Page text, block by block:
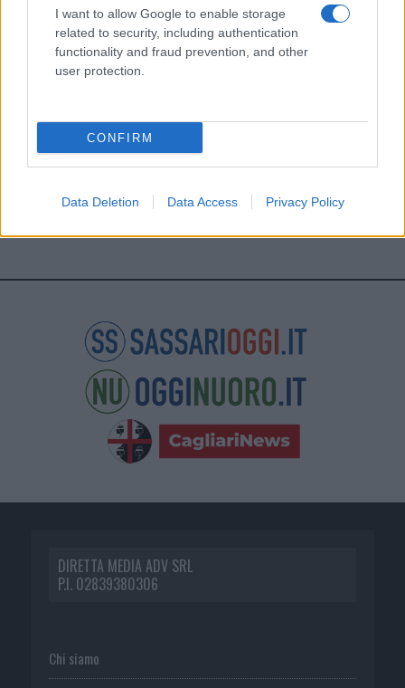
I want to allow Google to enable storage
related to security, including authentication
functionality and fraud prevention, and other
user protection.
CONFIRM
Data Deletion Data Access Privacy Policy
Privacy
Utilizziamo Mailchimp come piattaforma di
marketing. Iscrivendoti alla newsletter accetti che le
tue informazioni siano trasferite a Mailchimp per
l'elaborazione.Leggi qui l'informativa sulla privacy
nostre e-mail.
DIRETTA MEDIA ADV SRL
P.I. 02839380306
Chi siamo